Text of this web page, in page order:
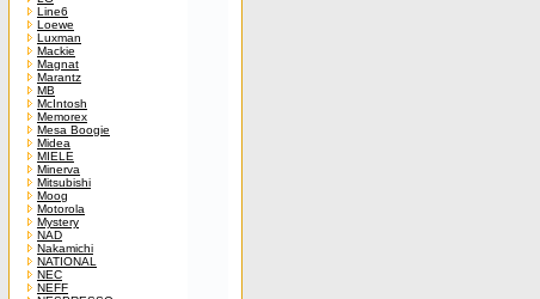
Line6
Loewe
Luxman
Mackie
Magnat
Marantz
MB
McIntosh
Memorex
Mesa Boogie
Midea
MIELE
Minerva
Mitsubishi
Moog
Motorola
Mystery
NAD
Nakamichi
NATIONAL
NEC
NEFF